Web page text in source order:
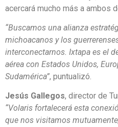
acercará mucho más a ambos
“Buscamos una alianza
michoacanos y los
interconectarnos. Ixtapa es el
aérea con Estados Unidos,
Sudamérica”, puntualizó.
Jesús Gallegos, director de
“Volaris fortalecerá esta
que nos visitamos